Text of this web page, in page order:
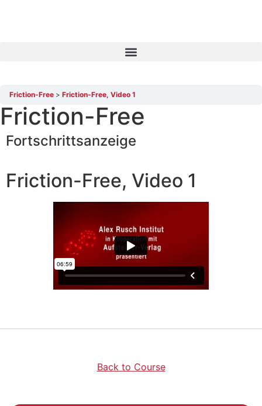
Friction-Free Friction-Free, Video 1
Friction-Free
Fortschrittsanzeige
Friction-Free, Video 1
Back to Course